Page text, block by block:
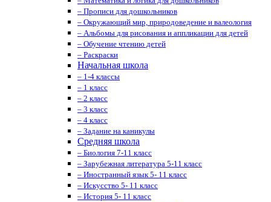
– Прописи для дошкольников
– Окружающий мир, природоведение и валеология
– Альбомы для рисования и аппликации для детей
– Обучение чтению детей
– Раскраски
Начальная школа
– 1-4 классы
– 1 класс
– 2 класс
– 3 класс
– 4 класс
– Задание на каникулы
Средняя школа
– Биология 7-11 класс
– Зарубежная литература 5-11 класс
– Иностранный язык 5- 11 класс
– Искусство 5- 11 класс
– История 5- 11 класс